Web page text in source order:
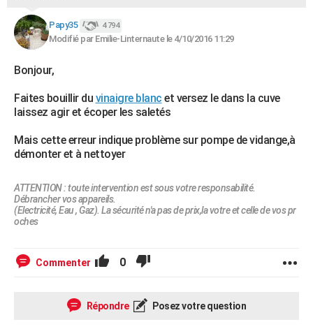
Papy35 4 794
Modifié par Emilie-Linternaute le 4/10/2016 11:29
Bonjour,
Faites bouillir du vinaigre blanc et versez le dans la cuve
laissez agir et écoper les saletés
Mais cette erreur indique problème sur pompe de vidange,à
démonter et à nettoyer
ATTENTION : toute intervention est sous votre responsabilité.
Débrancher vos appareils.
(Electricité, Eau , Gaz). La sécurité n'a pas de prix,la votre et celle de vos pr
oches
Commenter 0
Répondre Posez votre question